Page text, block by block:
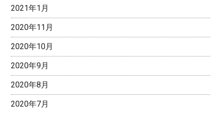
2021年1月
2020年11月
2020年10月
2020年9月
2020年8月
2020年7月